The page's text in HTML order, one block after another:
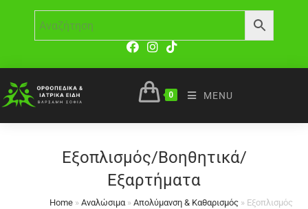
0 MENU
Εξοπλισμός/Βοηθητικά/
Εξαρτήματα
Home »Αναλώσιμα»Απολύμανση & Καθαρισμός » Εξοπλισμός/